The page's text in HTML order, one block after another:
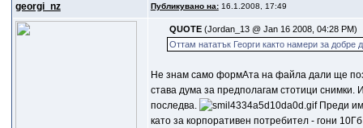
gеorgi_nz Публикувано на:16.1.2008, 17:49
QUOTE (Jordan_13 @ Jan 16 2008, 04:28 PM)
Оттам нататък Георги както намери за добре
Не знам само формАта на файла дали ще
става дума за предполагам стотици
последва.
Преди
като за корпоративен потребител - гони